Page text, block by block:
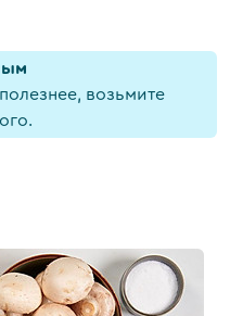
возьмите